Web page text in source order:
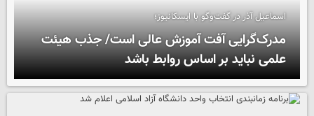
اسماعیل آذر در گفت‌وگو با ایسکانیوز؛
مدرک‌گرایی آفت آموزش عالی است/ جذب هیئت
علمی نباید بر اساس روابط باشد